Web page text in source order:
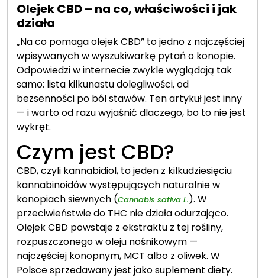
Olejek CBD – na co, właściwości i jak
działa
„Na co pomaga olejek CBD” to jedno z najczęściej
wpisywanych w wyszukiwarkę pytań o konopie.
Odpowiedzi w internecie zwykle wyglądają tak
samo: lista kilkunastu dolegliwości, od
bezsenności po ból stawów. Ten artykuł jest inny
— i warto od razu wyjaśnić dlaczego, bo to nie jest
wykręt.
Czym jest CBD?
CBD, czyli kannabidiol, to jeden z kilkudziesięciu
kannabinoidów występujących naturalnie w
konopiach siewnych (Cannabis sativa L.). W
przeciwieństwie do THC nie działa odurzająco.
Olejek CBD powstaje z ekstraktu z tej rośliny,
rozpuszczonego w oleju nośnikowym —
najczęściej konopnym, MCT albo z oliwek. W
Polsce sprzedawany jest jako suplement diety.